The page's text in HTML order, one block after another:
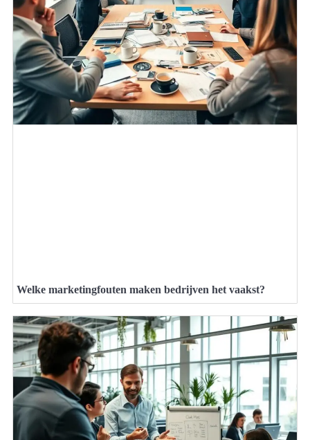
Welke marketingfouten maken bedrijven het vaakst?